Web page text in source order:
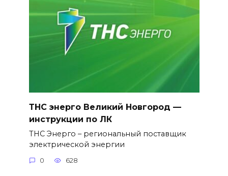
ТНС энерго Великий Новгород —
инструкции по ЛК
ТНС Энерго – региональный поставщик
электрической энергии
0 628